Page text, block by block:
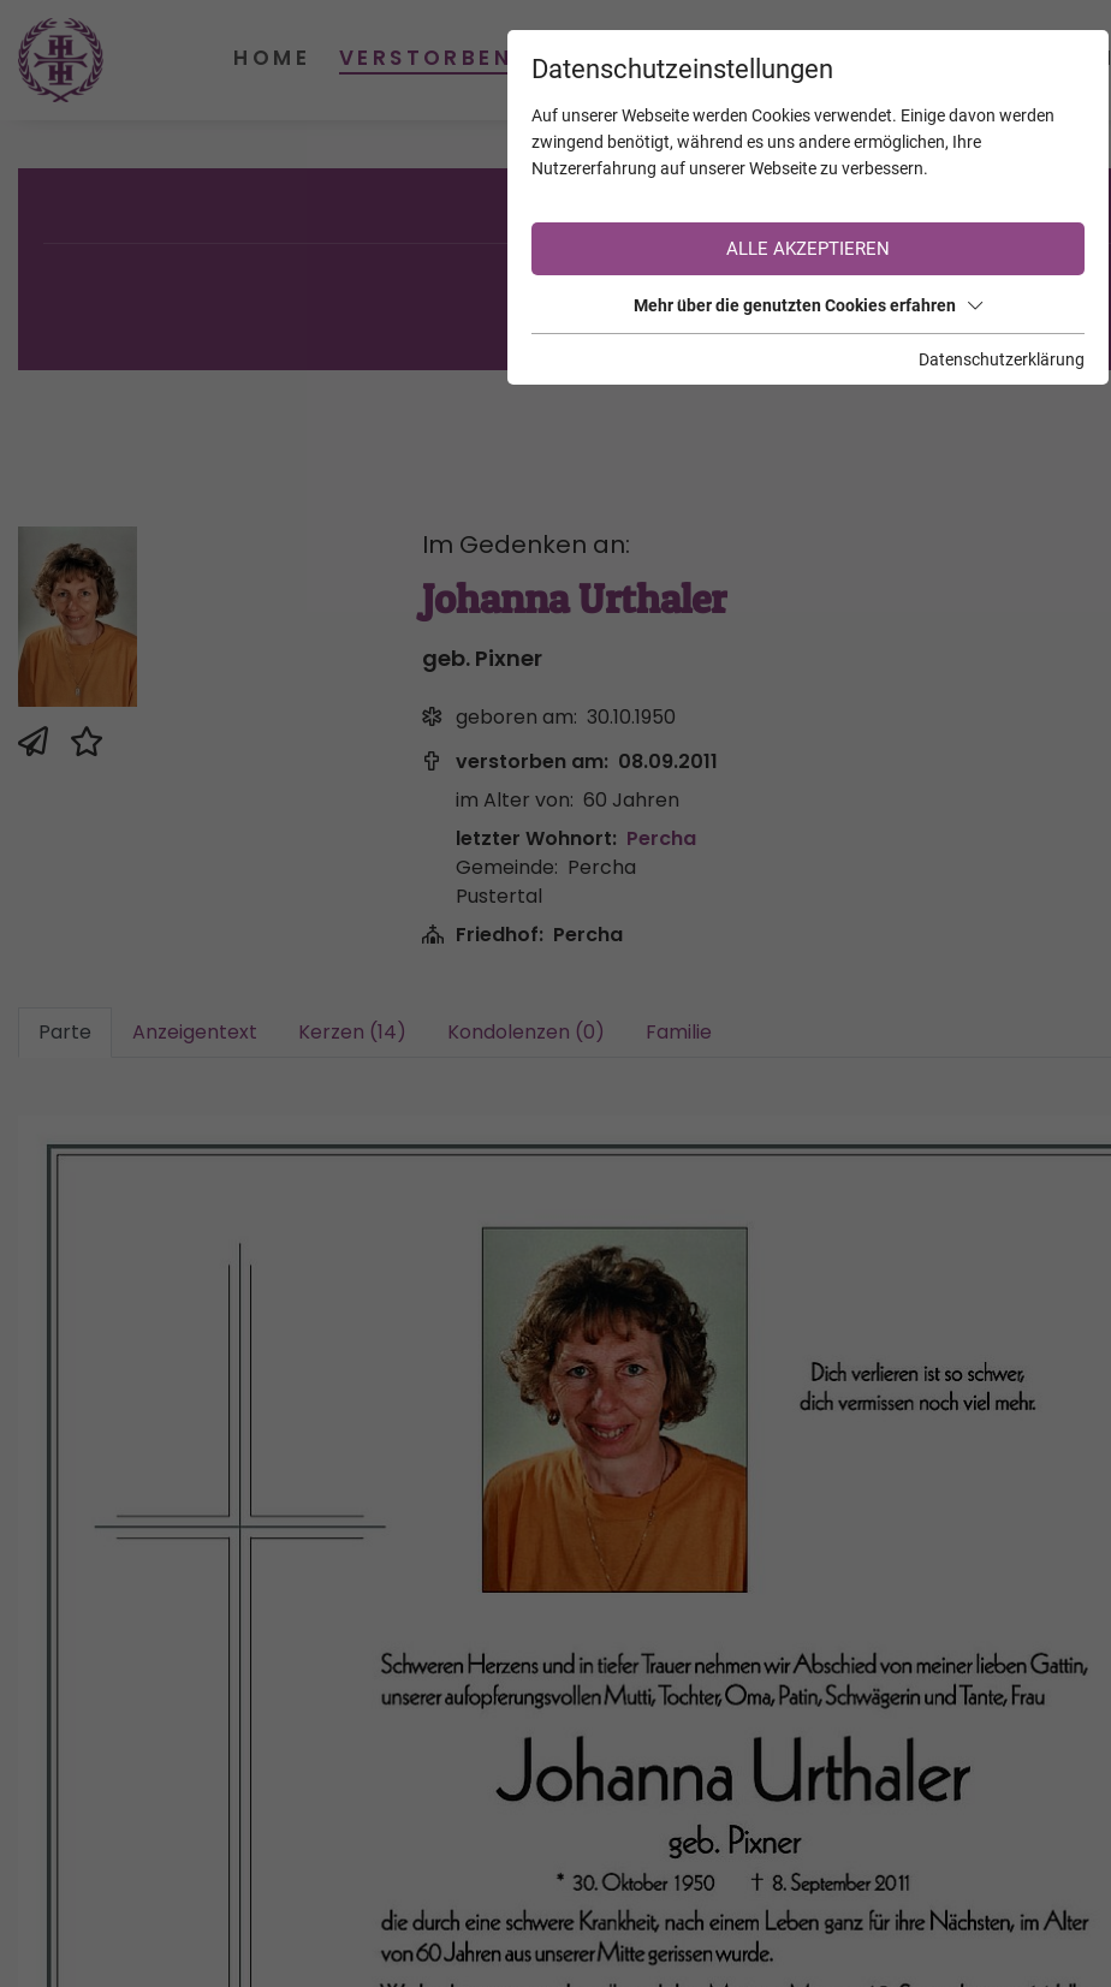
Sie sind noch nicht auf TrauerHilfe.it registriert?
>> zur kostenlosen Registrierung <<
Im Gedenken an:
Johanna Urthaler
geb. Pixner
geboren am: 30.10.1950
verstorben am: 08.09.2011
im Alter von: 60 Jahren
letzter Wohnort: Percha
Gemeinde: Percha
Pustertal
Friedhof: Percha
Parte Anzeigentext Kerzen (14) Kondolenzen (0) Familie
Datenschutzeinstellungen
Auf unserer Webseite werden Cookies verwendet. Einige davon werden
zwingend benötigt, während es uns andere ermöglichen, Ihre
Nutzererfahrung auf unserer Webseite zu verbessern.
ALLE AKZEPTIEREN
Mehr über die genutzten Cookies erfahren
Datenschutzerklärung
HOME VERSTORBENE KALENDER JAHRESTAGE UNTERNEHMEN